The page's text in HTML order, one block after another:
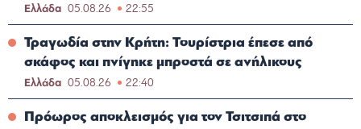
Ελλάδα 05.08.26 22:55
Τραγωδία στην Κρήτη: Τουρίστρια έπεσε από
σκάφος και πνίγηκε μπροστά σε ανήλικους
Ελλάδα 05.08.26 22:40
Πρόωρος αποκλεισμός για τον Τσιτσιπά στο